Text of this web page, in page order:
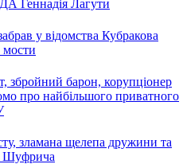
Геннадія Лагути
у відомства Кубракова
мости
збройний барон, корупціонер
про найбільшого приватного
зламана щелепа дружини та
Шуфрича